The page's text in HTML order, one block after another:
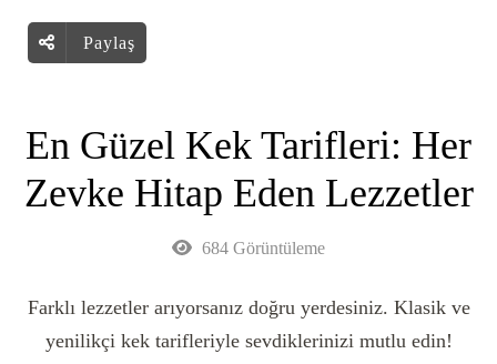
Paylaş
En Güzel Kek Tarifleri: Her
Zevke Hitap Eden Lezzetler
684 Görüntüleme
Farklı lezzetler arıyorsanız doğru yerdesiniz. Klasik ve
yenilikçi kek tarifleriyle sevdiklerinizi mutlu edin!